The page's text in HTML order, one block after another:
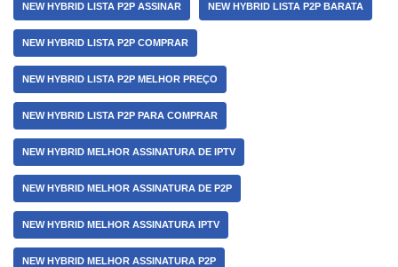
NEW HYBRID LISTA P2P ASSINAR NEW HYBRID LISTA P2P BARATA
NEW HYBRID LISTA P2P COMPRAR
NEW HYBRID LISTA P2P MELHOR PREÇO
NEW HYBRID LISTA P2P PARA COMPRAR
NEW HYBRID MELHOR ASSINATURA DE IPTV
NEW HYBRID MELHOR ASSINATURA DE P2P
NEW HYBRID MELHOR ASSINATURA IPTV
NEW HYBRID MELHOR ASSINATURA P2P